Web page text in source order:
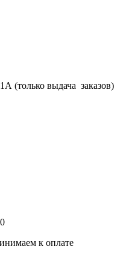
(только выдача заказов)